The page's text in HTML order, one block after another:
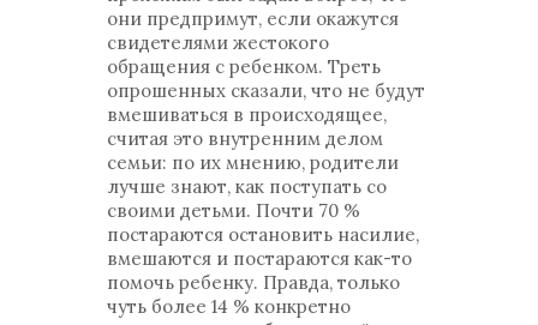
они предпримут, если окажутся
свидетелями жестокого
обращения с ребенком. Треть
опрошенных сказали, что не будут
вмешиваться в происходящее,
считая это внутренним делом
семьи: по их мнению, родители
лучше знают, как поступать со
своими детьми. Почти 70 %
постараются остановить насилие,
вмешаются и постараются как-то
помочь ребенку. Правда, только
чуть более 14 % конкретно